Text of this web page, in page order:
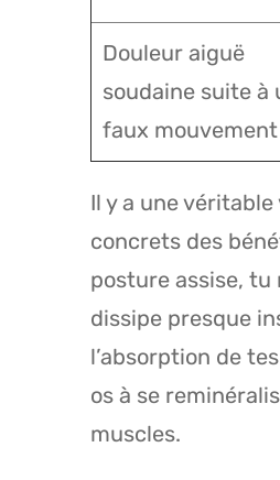
Douleur aiguë
soudaine suite à
faux mouvement
Il y a une
concrets des
posture assise, tu
dissipe presque
l’absorption de
os à se
muscles.